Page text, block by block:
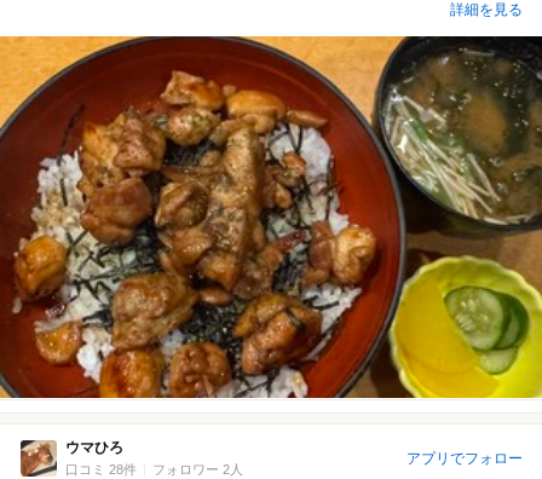
詳細を見る
ウマひろ
口コミ 28件 フォロワー 2人
アプリでフォロー